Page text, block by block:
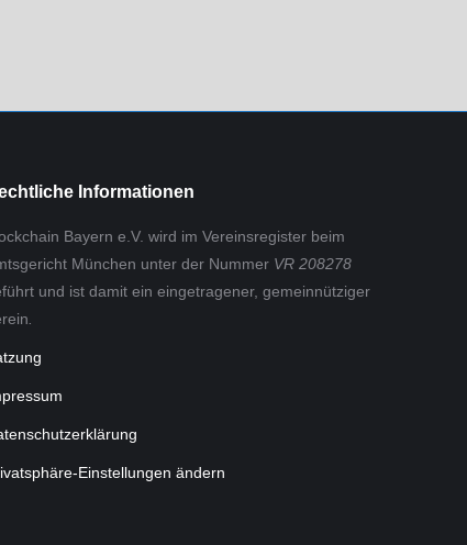
Informationen
Bayern e.V. wird im Vereinsregister beim
München unter der Nummer VR 208278
und ist damit ein eingetragener, gemeinnütziger
Einstellungen ändern